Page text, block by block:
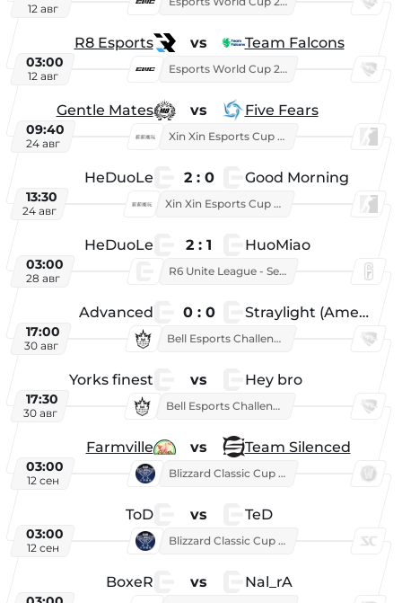
12 авг
R8 Esports vs Team Falcons
03:00
12 авг
Esports World Cup 2026
Gentle Mates vs Five Fears
09:40
24 авг
Xin Xin Esports Cup 2025
HeDuoLe 2 : 0 Good Morning
13:30
24 авг
Xin Xin Esports Cup 2026
HeDuoLe 2 : 1 HuoMiao
03:00
28 авг
R6 Unite League - Season 1
Advanced 0 : 0 Straylight (American team)
17:00
30 авг
Bell Esports Challenge 2026
Yorks finest vs Hey bro
17:30
30 авг
Bell Esports Challenge 2026
Farmville vs Team Silenced
03:00
12 сен
Blizzard Classic Cup 2026
ToD vs TeD
03:00
12 сен
Blizzard Classic Cup 2026
BoxeR vs Nal_rA